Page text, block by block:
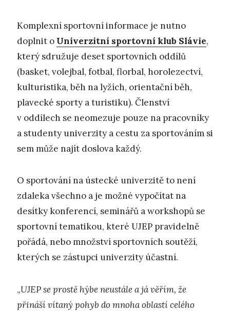
Komplexní sportovní informace je nutno
doplnit o Univerzitní sportovní klub Slávie,
který sdružuje deset sportovních oddílů
(basket, volejbal, fotbal, florbal, horolezectví,
kulturistika, běh na lyžích, orientační běh,
plavecké sporty a turistiku). Členství
v oddílech se neomezuje pouze na pracovníky
a studenty univerzity a cestu za sportováním si
sem může najít doslova každý.
O sportování na ústecké univerzitě to není
zdaleka všechno a je možné vypočítat na
desítky konferencí, seminářů a workshopů se
sportovní tematikou, které UJEP pravidelně
pořádá, nebo množství sportovních soutěží,
kterých se zástupci univerzity účastní.
„UJEP se prostě hýbe neustále a já věřím, že
přináší vítaný pohyb do mnoha oblastí celého